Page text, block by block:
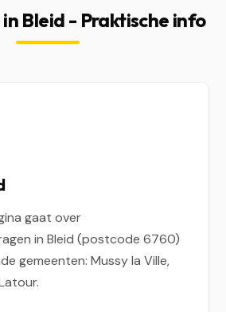
Bleid - Praktische info
gaat over
in Bleid (postcode 6760)
gemeenten: Mussy la Ville,